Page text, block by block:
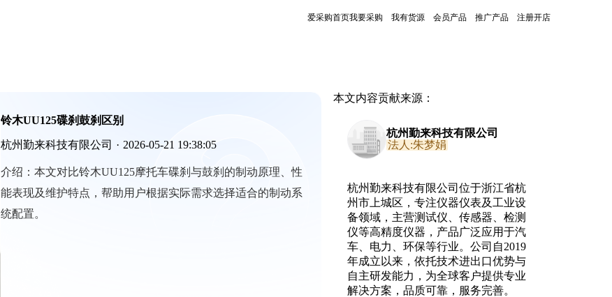
爱采购首页我要采购 我有货源 会员产品 推广产品 注册开店
铃木UU125碟刹鼓刹区别
杭州勤来科技有限公司 · 2026-05-21 19:38:05
介绍： 本文对比铃木UU125摩托车碟刹与鼓刹的制动原理、性
能表现及维护特点，帮助用户根据实际需求选择适合的制动系
统配置。
本文内容贡献来源：
杭州勤来科技有限公司
法人:朱梦娟
杭州勤来科技有限公司位于浙江省杭
州市上城区，专注仪器仪表及工业设
备领域，主营测试仪、传感器、检测
仪等高精度仪器，产品广泛应用于汽
车、电力、环保等行业。公司自2019
年成立以来，依托技术进出口优势与
自主研发能力，为全球客户提供专业
解决方案，品质可靠，服务完善。